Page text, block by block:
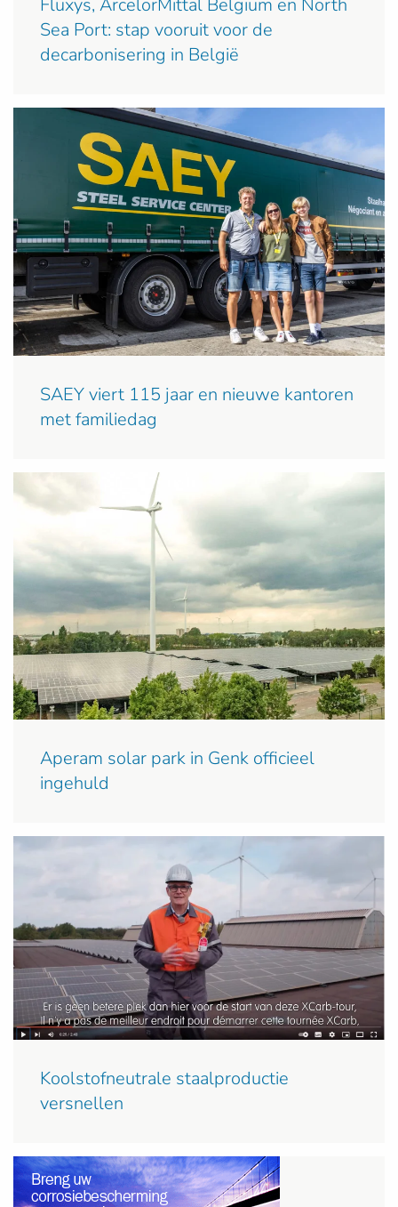
Fluxys, ArcelorMittal Belgium en North
Sea Port: stap vooruit voor de
decarbonisering in België
SAEY viert 115 jaar en nieuwe kantoren
met familiedag
Aperam solar park in Genk officieel
ingehuld
Koolstofneutrale staalproductie
versnellen